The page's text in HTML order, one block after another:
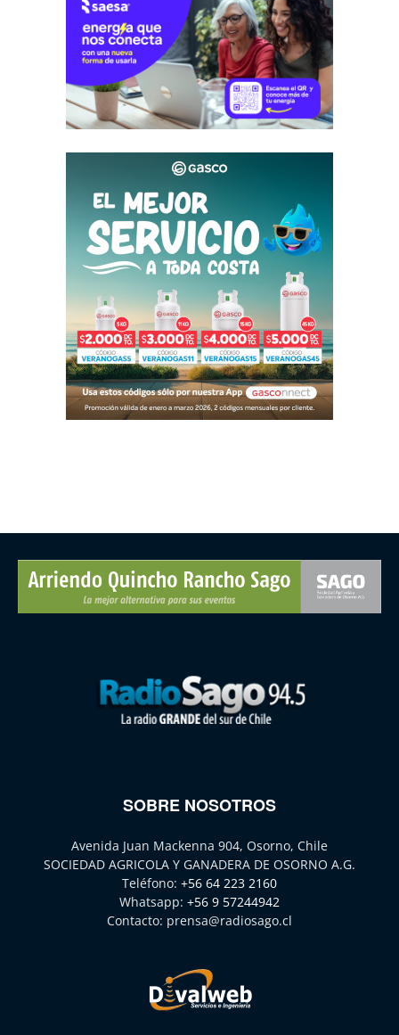
SOBRE NOSOTROS
Avenida Juan Mackenna 904, Osorno, Chile
SOCIEDAD AGRICOLA Y GANADERA DE OSORNO A.G.
Teléfono: +56 64 223 2160
Whatsapp: +56 9 57244942
Contacto: prensa@radiosago.cl